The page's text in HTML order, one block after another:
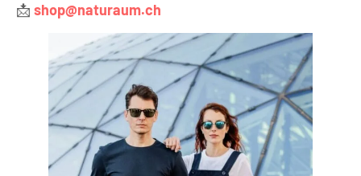
📩 shop@naturaum.ch